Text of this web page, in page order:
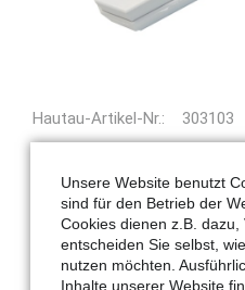
Hautau-Artikel-Nr.:
303103
Maco-Artikel-Nr.:
303103
Anwendung:
Lüftung
Spannung:
230 V
Farbe:
grau
Smart Building:
ja
Unsere Website benutzt
sind für den Betrieb der
Cookies dienen z.B.
entscheiden Sie selbst,
nutzen möchten.
Inhalte unserer Website